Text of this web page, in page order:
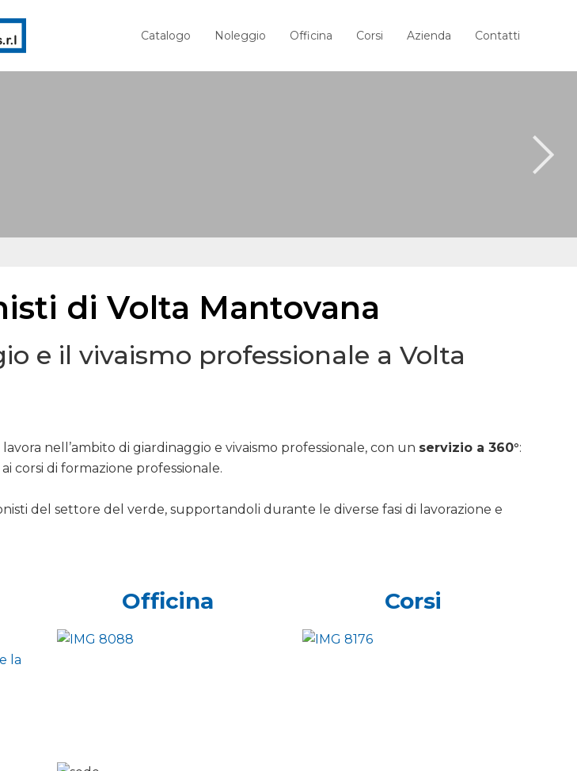
Catalogo Noleggio Officina Corsi Azienda Contatti
di Volta Mantovana
e il vivaismo professionale a Volta
nell’ambito di giardinaggio e vivaismo professionale, con un servizio a 360°:
corsi di formazione professionale.
del settore del verde, supportandoli durante le diverse fasi di lavorazione e
Officina Corsi